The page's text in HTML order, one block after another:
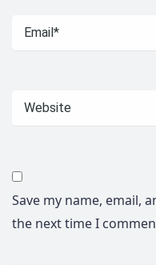
Save my name, email,
the next time I